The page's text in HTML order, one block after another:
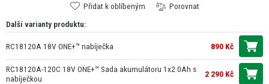
Přidat k oblíbeným
Porovnat
Další varianty produktu:
RC18120A 18V ONE+™ nabíječka 890 Kč
RC18120A-120C 18V ONE+™ Sada akumulátoru 1x2.0Ah s
nabíječkou
2 290 Kč